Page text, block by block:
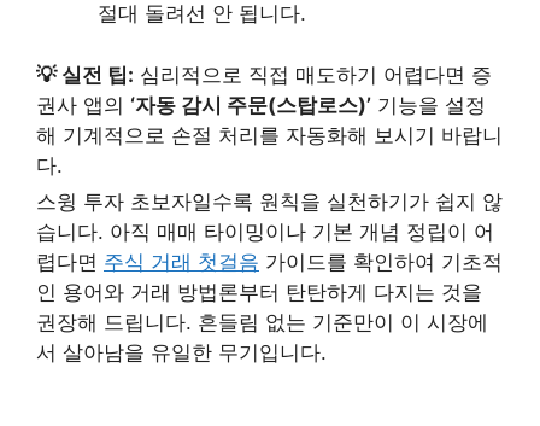
절대 돌려선 안 됩니다.
💡 실전 팁: 심리적으로 직접 매도하기 어렵다면 증
권사 앱의 ‘자동 감시 주문(스탑로스)’ 기능을 설정
해 기계적으로 손절 처리를 자동화해 보시기 바랍니
다.
스윙 투자 초보자일수록 원칙을 실천하기가 쉽지 않
습니다. 아직 매매 타이밍이나 기본 개념 정립이 어
렵다면 주식 거래 첫걸음 가이드를 확인하여 기초적
인 용어와 거래 방법론부터 탄탄하게 다지는 것을
권장해 드립니다. 흔들림 없는 기준만이 이 시장에
서 살아남을 유일한 무기입니다.